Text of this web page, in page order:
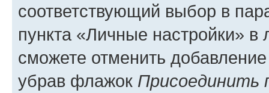
соответствующий выбор в
пункта «Личные настройки»
сможете отменить
убрав флажок Присоединить